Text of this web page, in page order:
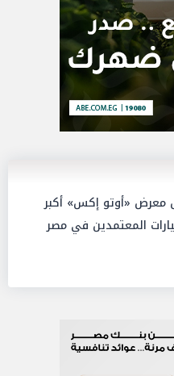
معرض «أوتو إكس» أكبر
المعتمدين في مصر